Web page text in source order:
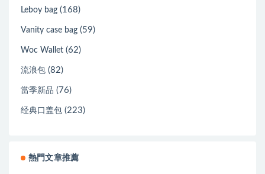
Leboy bag (168)
Vanity case bag (59)
Woc Wallet (62)
流浪包 (82)
當季新品 (76)
经典口盖包 (223)
熱門文章推薦